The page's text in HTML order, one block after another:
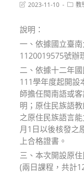
Post2023-11-10
Post教
說明：
一、依據國立臺
1120019575號辦
二、依據十二年
111學年度起開設
師擔任閩南語或
明；原住民族語
之原住民族語言
月1日以後核發之
上合格證書。
三、本次開設原
(兩日課程，共計